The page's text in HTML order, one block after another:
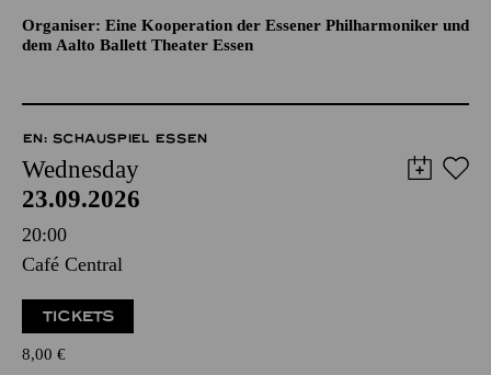
Organiser: Eine Kooperation der Essener Philharmoniker und
dem Aalto Ballett Theater Essen
EN: SCHAUSPIEL ESSEN
Wednesday
23.09.2026
20:00
Café Central
TICKETS
8,00 €